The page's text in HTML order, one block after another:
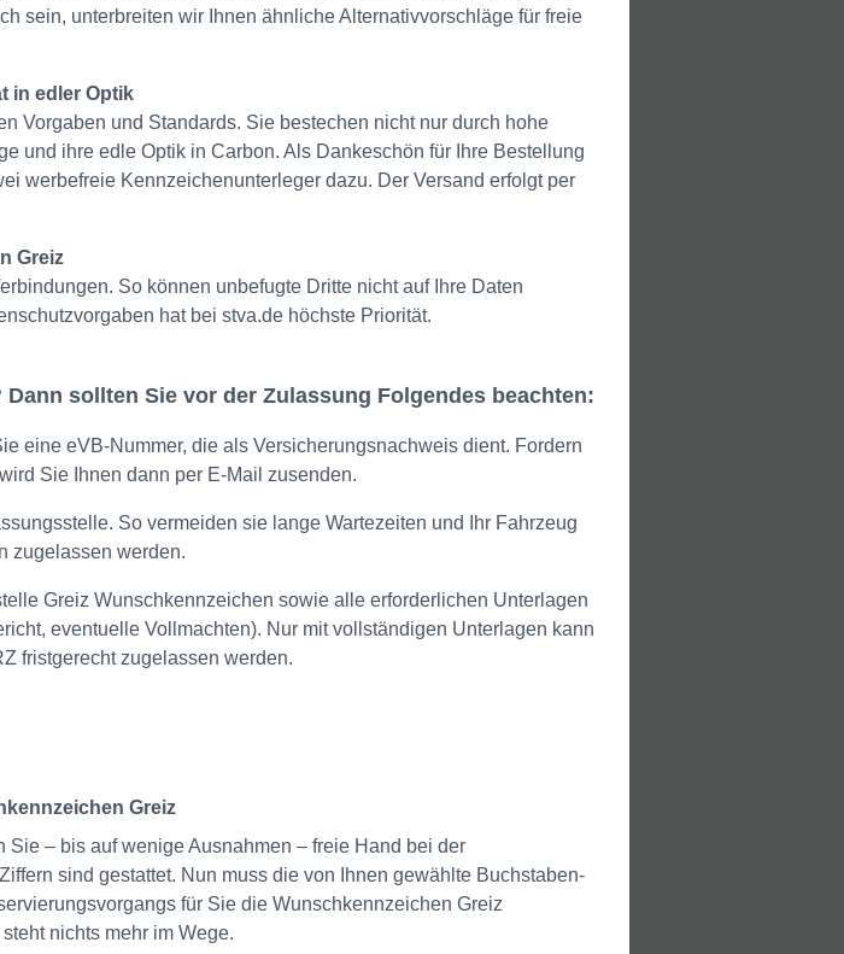
sein, unterbreiten wir Ihnen ähnliche Alternativvorschläge für freie
in edler Optik
Vorgaben und Standards. Sie bestechen nicht nur durch hohe
und ihre edle Optik in Carbon. Als Dankeschön für Ihre Bestellung
werbefreie Kennzeichenunterleger dazu. Der Versand erfolgt per
Greiz
So können unbefugte Dritte nicht auf Ihre Daten
hat bei stva.de höchste Priorität.
sollten Sie vor der Zulassung Folgendes beachten:
eine eVB-Nummer, die als Versicherungsnachweis dient. Fordern
Sie Ihnen dann per E-Mail zusenden.
So vermeiden sie lange Wartezeiten und Ihr Fahrzeug
zugelassen werden.
Greiz Wunschkennzeichen sowie alle erforderlichen Unterlagen
eventuelle Vollmachten). Nur mit vollständigen Unterlagen kann
fristgerecht zugelassen werden.
Greiz
– bis auf wenige Ausnahmen – freie Hand bei der
sind gestattet. Nun muss die von Ihnen gewählte Buchstaben-
für Sie die Wunschkennzeichen Greiz
nichts mehr im Wege.